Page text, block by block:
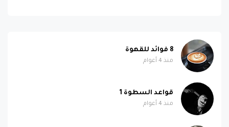
8 فوائد للقهوة
منذ 4 أعوام
قواعد السطوة 1
منذ 4 أعوام